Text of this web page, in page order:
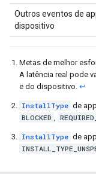
Outros eventos de
dispositivo
Metas de melhor
A latência real pode
e do dispositivo. ↩
InstallType de
BLOCKED ,
InstallType de